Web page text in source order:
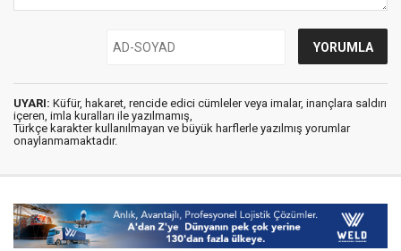
UYARI: Küfür, hakaret, rencide edici cümleler veya imalar, inançlara saldırı
içeren, imla kuralları ile yazılmamış,
Türkçe karakter kullanılmayan ve büyük harflerle yazılmış yorumlar
onaylanmamaktadır.